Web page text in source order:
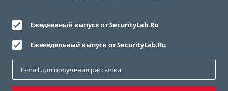
Ежедневный выпуск от SecurityLab.Ru
Еженедельный выпуск от SecurityLab.Ru